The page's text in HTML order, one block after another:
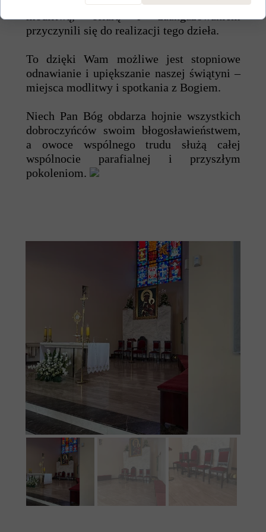
modlitwą, ofiarą i zaangażowaniem
przyczynili się do realizacji tego dzieła.
To dzięki Wam możliwe jest stopniowe
odnawianie i upiększanie naszej świątyni –
miejsca modlitwy i spotkania z Bogiem.
Niech Pan Bóg obdarza hojnie wszystkich
dobroczyńców swoim błogosławieństwem,
a owoce wspólnego trudu służą całej
wspólnocie parafialnej i przyszłym
pokoleniom.